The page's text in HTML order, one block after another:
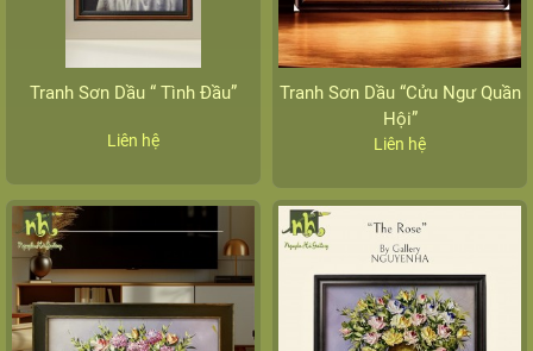
Tranh Sơn Dầu “ Tình Đầu”
Liên hệ
Tranh Sơn Dầu “Cửu Ngư Quần
Hội”
Liên hệ